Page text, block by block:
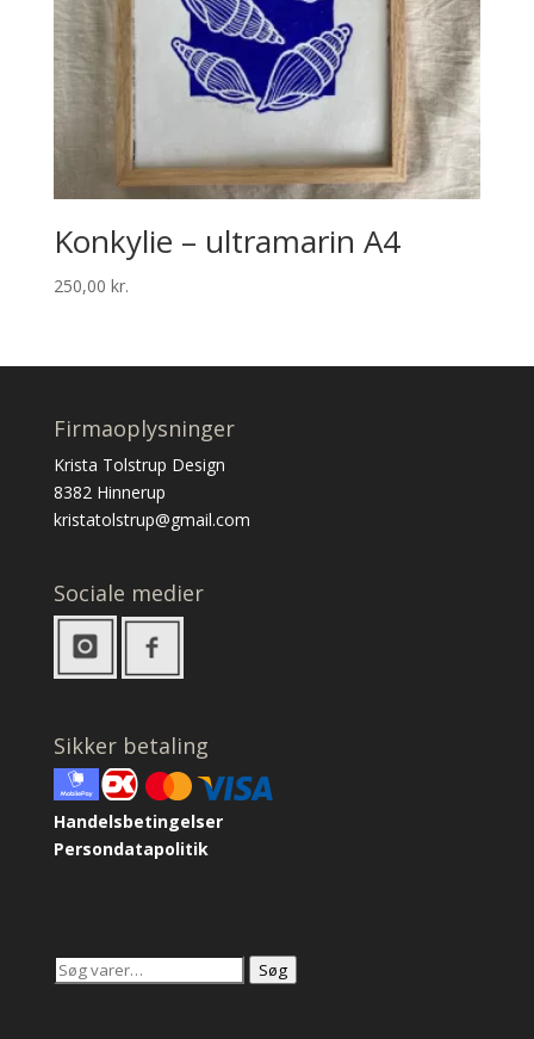
Konkylie – ultramarin A4
250,00 kr.
Firmaoplysninger
Krista Tolstrup Design
8382 Hinnerup
kristatolstrup@gmail.com
Sociale medier
Sikker betaling
Handelsbetingelser
Persondatapolitik
Søg
Søg